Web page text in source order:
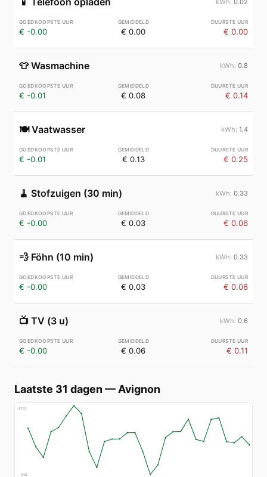
€ -0.00 € 0.00 € 0.00
👕 Wasmachine 0.8
€ -0.01 € 0.08 € 0.14
🍽️ Vaatwasser 1.4
€ -0.01 € 0.13 € 0.25
🧹 Stofzuigen (30 min) 0.33
€ -0.00 € 0.03 € 0.06
💨 Föhn (10 min) 0.33
€ -0.00 € 0.03 € 0.06
📺 TV (3 u) 0.6
€ -0.00 € 0.06 € 0.11
Laatste 31 dagen — Avignon
€153
€50